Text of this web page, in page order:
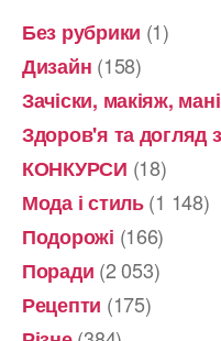
Без рубрики (1)
Дизайн (158)
Зачіски, макіяж,
Здоров'я та догляд
КОНКУРСИ (18)
Мода і стиль(1 148)
Подорожі (166)
Поради (2 053)
Рецепти (175)